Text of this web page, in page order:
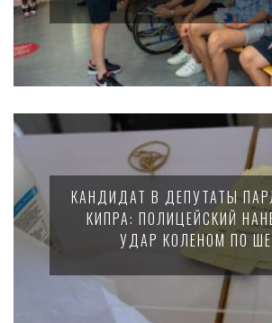
КАНДИДАТ В ДЕПУТАТЫ
КИПРА: ПОЛИЦЕЙСКИЙ
УДАР КОЛЕНОМ ПО